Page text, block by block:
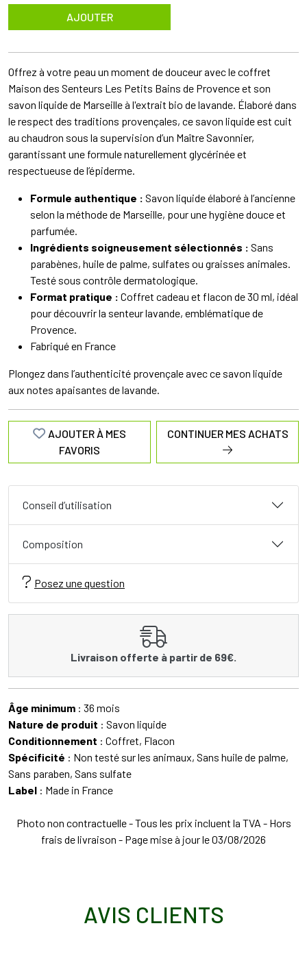
AJOUTER
Offrez à votre peau un moment de douceur avec le coffret
Maison des Senteurs Les Petits Bains de Provence et son
savon liquide de Marseille à l'extrait bio de lavande. Élaboré dans
le respect des traditions provençales, ce savon liquide est cuit
au chaudron sous la supervision d’un Maître Savonnier,
garantissant une formule naturellement glycérinée et
respectueuse de l’épiderme.
Formule authentique : Savon liquide élaboré à l’ancienne
selon la méthode de Marseille, pour une hygiène douce et
parfumée.
Ingrédients soigneusement sélectionnés : Sans
parabènes, huile de palme, sulfates ou graisses animales.
Testé sous contrôle dermatologique.
Format pratique : Coffret cadeau et flacon de 30 ml, idéal
pour découvrir la senteur lavande, emblématique de
Provence.
Fabriqué en France
Plongez dans l’authenticité provençale avec ce savon liquide
aux notes apaisantes de lavande.
AJOUTER À MES
FAVORIS
CONTINUER MES ACHATS
Conseil d’utilisation
Composition
Posez une question
Livraison offerte à partir de 69€.
Âge minimum : 36 mois
Nature de produit : Savon liquide
Conditionnement : Coffret, Flacon
Spécificité : Non testé sur les animaux, Sans huile de palme,
Sans paraben, Sans sulfate
Label : Made in France
Photo non contractuelle - Tous les prix incluent la TVA - Hors
frais de livraison - Page mise à jour le 03/08/2026
AVIS CLIENTS